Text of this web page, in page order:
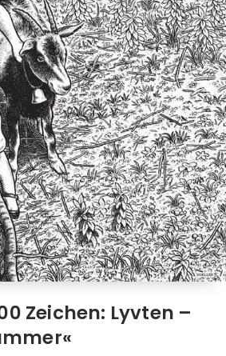
Zeichen: Lyvten –